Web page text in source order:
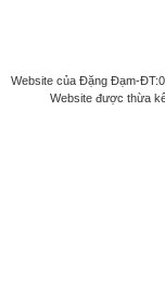
Website của Đặng Đạm-
Website được thừa